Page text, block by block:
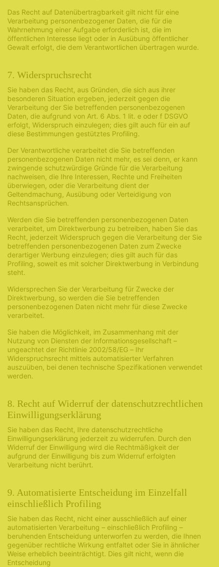
Das Recht auf Datenübertragbarkeit gilt nicht für eine
Verarbeitung personenbezogener Daten, die für die
Wahrnehmung einer Aufgabe erforderlich ist, die im
öffentlichen Interesse liegt oder in Ausübung öffentlicher
Gewalt erfolgt, die dem Verantwortlichen übertragen wurde.
7. Widerspruchsrecht
Sie haben das Recht, aus Gründen, die sich aus ihrer
besonderen Situation ergeben, jederzeit gegen die
Verarbeitung der Sie betreffenden personenbezogenen
Daten, die aufgrund von Art. 6 Abs. 1 lit. e oder f DSGVO
erfolgt, Widerspruch einzulegen; dies gilt auch für ein auf
diese Bestimmungen gestütztes Profiling.
Der Verantwortliche verarbeitet die Sie betreffenden
personenbezogenen Daten nicht mehr, es sei denn, er kann
zwingende schutzwürdige Gründe für die Verarbeitung
nachweisen, die Ihre Interessen, Rechte und Freiheiten
überwiegen, oder die Verarbeitung dient der
Geltendmachung, Ausübung oder Verteidigung von
Rechtsansprüchen.
Werden die Sie betreffenden personenbezogenen Daten
verarbeitet, um Direktwerbung zu betreiben, haben Sie das
Recht, jederzeit Widerspruch gegen die Verarbeitung der Sie
betreffenden personenbezogenen Daten zum Zwecke
derartiger Werbung einzulegen; dies gilt auch für das
Profiling, soweit es mit solcher Direktwerbung in Verbindung
steht.
Widersprechen Sie der Verarbeitung für Zwecke der
Direktwerbung, so werden die Sie betreffenden
personenbezogenen Daten nicht mehr für diese Zwecke
verarbeitet.
Sie haben die Möglichkeit, im Zusammenhang mit der
Nutzung von Diensten der Informationsgesellschaft –
ungeachtet der Richtlinie 2002/58/EG – Ihr
Widerspruchsrecht mittels automatisierter Verfahren
auszuüben, bei denen technische Spezifikationen verwendet
werden.
8. Recht auf Widerruf der datenschutzrechtlichen
Einwilligungserklärung
Sie haben das Recht, Ihre datenschutzrechtliche
Einwilligungserklärung jederzeit zu widerrufen. Durch den
Widerruf der Einwilligung wird die Rechtmäßigkeit der
aufgrund der Einwilligung bis zum Widerruf erfolgten
Verarbeitung nicht berührt.
9. Automatisierte Entscheidung im Einzelfall
einschließlich Profiling
Sie haben das Recht, nicht einer ausschließlich auf einer
automatisierten Verarbeitung – einschließlich Profiling –
beruhenden Entscheidung unterworfen zu werden, die Ihnen
gegenüber rechtliche Wirkung entfaltet oder Sie in ähnlicher
Weise erheblich beeinträchtigt. Dies gilt nicht, wenn die
Entscheidung